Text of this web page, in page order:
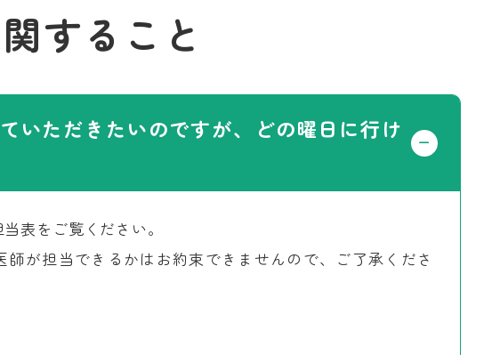
すること
ただきたいのですが、どの曜日に行け
表をご覧ください。
師が担当できるかはお約束できませんので、ご了承くださ